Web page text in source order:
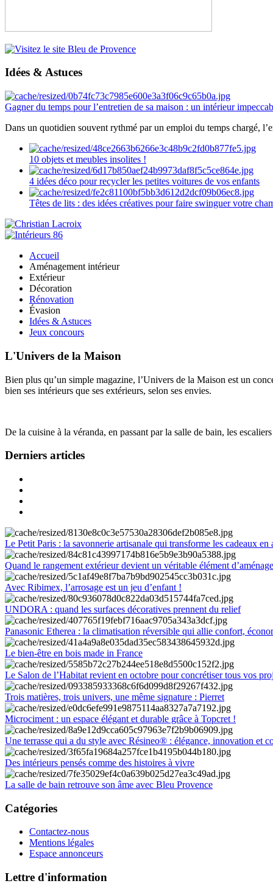
Idées & Astuces
Gagner du temps pour l’entretien de sa maison : un intérieur
Dans un quotidien souvent rythmé par un emploi du temps chargé,
10 objets et meubles insolites !
4 idées déco pour recycler les petites voitures de vos enfants
Têtes de lits : des idées créatives pour faire swinguer votre
Accueil
Aménagement intérieur
Extérieur
Décoration
Rénovation
Évasion
Idées & Astuces
Jeux concours
L'Univers de la Maison
Bien plus qu’un simple magazine, l’Univers de la Maison est un
bien ses intérieurs que ses extérieurs, selon ses envies.
De la cuisine à la véranda, en passant par la salle de bain, les
Derniers articles
Le Petit Paris : la savonnerie artisanale qui transforme les cadeaux en
Quand le rangement extérieur devient un véritable élément
Avec Ribimex, l’arrosage est un jeu d’enfant !
UNDORA : quand les surfaces décoratives prennent du relief
Panasonic Etherea : la climatisation réversible qui allie confort,
Le bien-être en bois made in France
Le Salon de l’Habitat revient en octobre pour concrétiser tous vos
Trois matières, trois univers, une même signature : Pierret
Microciment : un espace élégant et durable grâce à Topcret !
Une terrasse qui a du style avec Résineo® : élégance, innovation et
Des intérieurs pensés comme des histoires à vivre
La salle de bain retrouve son âme avec Bleu Provence
Catégories
Contactez-nous
Mentions légales
Espace annonceurs
Lettre d'information